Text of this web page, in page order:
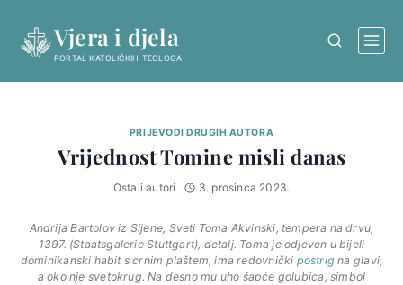
content
Vjera i djela
PORTAL KATOLIČKIH TEOLOGA
PRIJEVODI DRUGIH AUTORA
Vrijednost Tomine misli danas
Ostali autori 3. prosinca 2023.
Andrija Bartolov iz Sijene, Sveti Toma Akvinski, tempera na drvu,
1397. (Staatsgalerie Stuttgart), detalj. Toma je odjeven u bijeli
dominikanski habit s crnim plaštem, ima redovnički postrig na glavi,
a oko nje svetokrug. Na desno mu uho šapće golubica, simbol